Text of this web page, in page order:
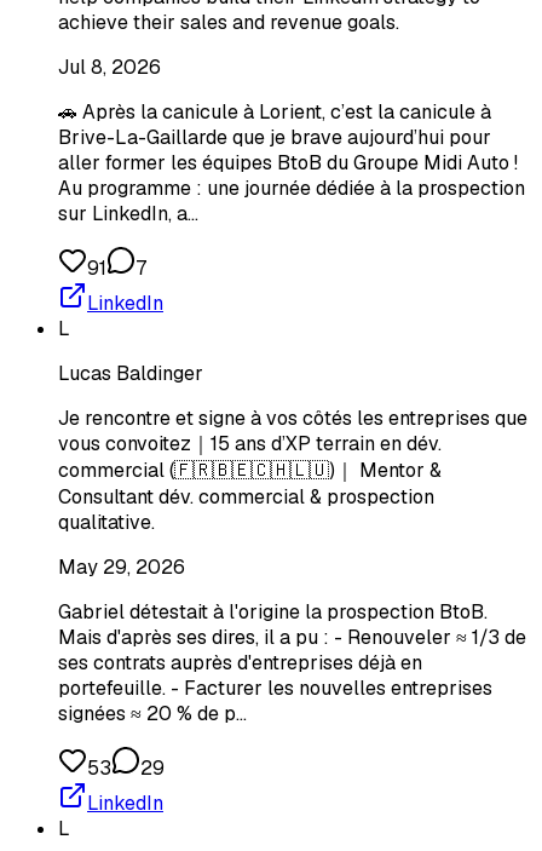
achieve their sales and revenue goals.
Jul 8, 2026
🚗 Après la canicule à Lorient, c’est la canicule à
Brive-La-Gaillarde que je brave aujourd’hui pour
aller former les équipes BtoB du Groupe Midi Auto !
Au programme : une journée dédiée à la prospection
sur LinkedIn, a…
91
7
LinkedIn
L
Lucas Baldinger
Je rencontre et signe à vos côtés les entreprises que
vous convoitez｜15 ans d’XP terrain en dév.
commercial (🇫🇷🇧🇪🇨🇭🇱🇺)｜ Mentor &
Consultant dév. commercial & prospection
qualitative.
May 29, 2026
Gabriel détestait à l'origine la prospection BtoB.
Mais d'après ses dires, il a pu : - Renouveler ≈ 1/3 de
ses contrats auprès d'entreprises déjà en
portefeuille. - Facturer les nouvelles entreprises
signées ≈ 20 % de p…
53
29
LinkedIn
L